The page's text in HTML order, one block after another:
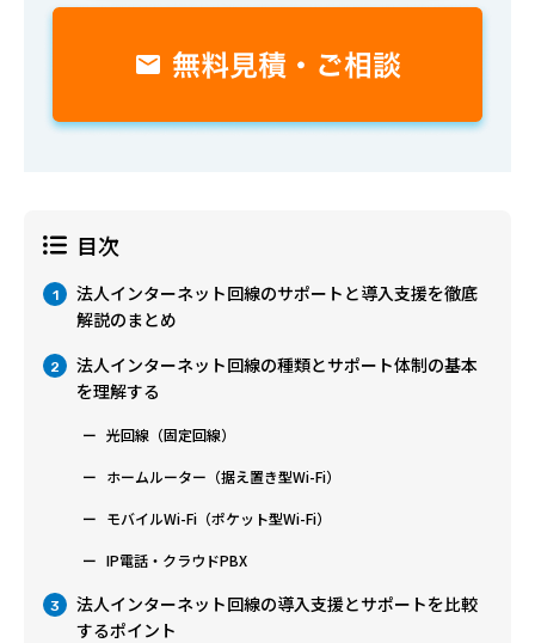
目次
1
法人インターネット回線のサポートと導入支援を徹底
解説のまとめ
2
法人インターネット回線の種類とサポート体制の基本
を理解する
光回線（固定回線）
ホームルーター（据え置き型Wi-Fi）
モバイルWi-Fi（ポケット型Wi-Fi）
IP電話・クラウドPBX
3
法人インターネット回線の導入支援とサポートを比較
するポイント